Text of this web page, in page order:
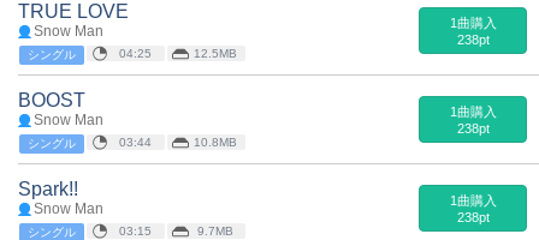
TRUE LOVE
Snow Man
シングル 04:25 12.5MB
1曲購入
238pt
BOOST
Snow Man
シングル 03:44 10.8MB
1曲購入
238pt
Spark!!
Snow Man
シングル 03:15 9.7MB
1曲購入
238pt